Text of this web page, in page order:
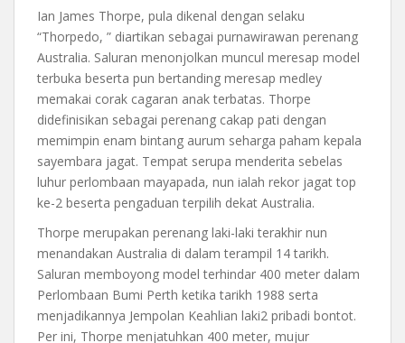
Ian James Thorpe, pula dikenal dengan selaku
“Thorpedo, ” diartikan sebagai purnawirawan perenang
Australia. Saluran menonjolkan muncul meresap model
terbuka beserta pun bertanding meresap medley
memakai corak cagaran anak terbatas. Thorpe
didefinisikan sebagai perenang cakap pati dengan
memimpin enam bintang aurum seharga paham kepala
sayembara jagat. Tempat serupa menderita sebelas
luhur perlombaan mayapada, nun ialah rekor jagat top
ke-2 beserta pengaduan terpilih dekat Australia.
Thorpe merupakan perenang laki-laki terakhir nun
menandakan Australia di dalam terampil 14 tarikh.
Saluran memboyong model terhindar 400 meter dalam
Perlombaan Bumi Perth ketika tarikh 1988 serta
menjadikannya Jempolan Keahlian laki2 pribadi bontot.
Per ini, Thorpe menjatuhkan 400 meter, mujur